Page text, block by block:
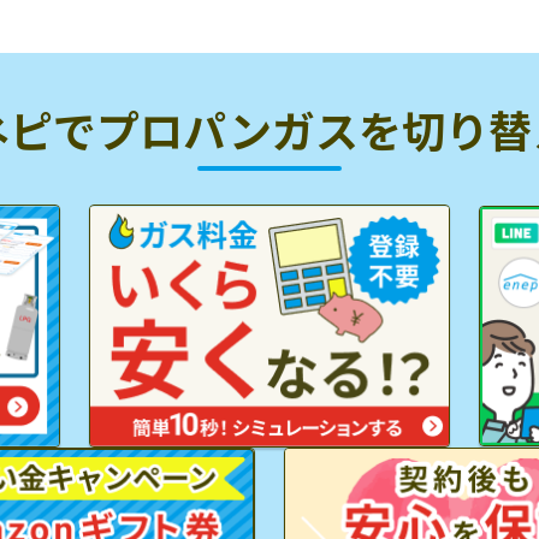
でプロパンガスを切り